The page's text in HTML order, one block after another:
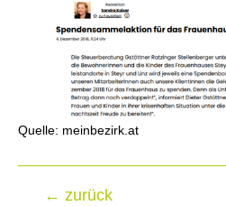
Quelle: meinbezirk.at
Beitragsnavigation
← zurück